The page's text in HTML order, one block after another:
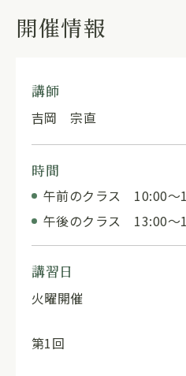
開催情報
講師
吉岡 宗直
時間
午前のクラス 10:00～
午後のクラス 13:00～
講習日
火曜開催
第1回